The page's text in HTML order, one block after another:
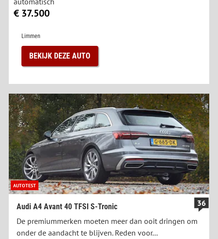
€ 37.500
Limmen
BEKIJK DEZE AUTO
AUTOTEST
Audi A4 Avant 40 TFSI S-Tronic
36
De premiummerken moeten meer dan ooit dringen om
onder de aandacht te blijven. Reden voor...